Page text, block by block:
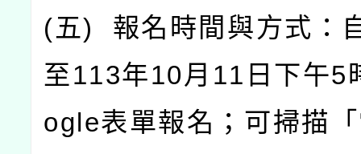
(五) 報名時間與方式：
至113年10月 11 日下午5
ogle表單報名；可掃描